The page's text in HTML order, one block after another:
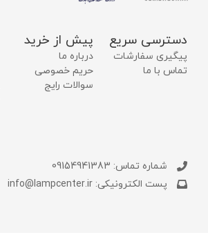
دسترسی سریع
پیگیری سفارشات
تماس با ما
پیش از خرید
درباره ما
حریم خصوصی
سوالات رایج
شماره تماس: 09154941383
پست الکترونیکی: info@lampcenter.ir